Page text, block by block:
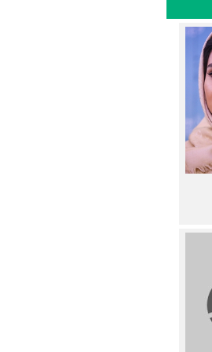
اسلامی
شب نیز 104 همکاریِ اول رخ
شب رخ داده